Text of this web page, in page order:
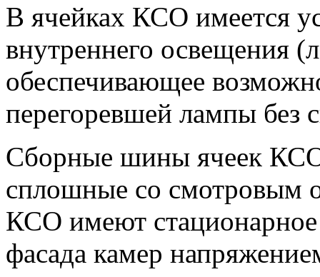
В ячейках КСО имеется
внутреннего освещения
обеспечивающее
перегоревшей лампы без
Сборные шины ячеек КСО
сплошные со смотровым
КСО имеют стационарное
фасада камер